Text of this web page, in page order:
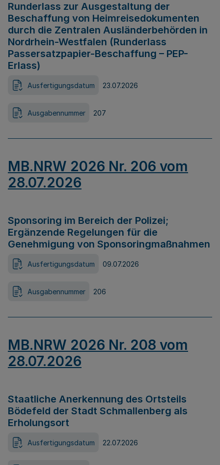
Runderlass zur Ausgestaltung der
Beschaffung von Heimreisedokumenten
durch die Zentralen Ausländerbehörden in
Nordrhein-Westfalen (Runderlass
Passersatzpapier-Beschaffung – PEP-
Erlass)
Ausfertigungsdatum 23.07.2026
Ausgabennummer 207
MB.NRW 2026 Nr. 206 vom
28.07.2026
Sponsoring im Bereich der Polizei;
Ergänzende Regelungen für die
Genehmigung von Sponsoringmaßnahmen
Ausfertigungsdatum 09.07.2026
Ausgabennummer 206
MB.NRW 2026 Nr. 208 vom
28.07.2026
Staatliche Anerkennung des Ortsteils
Bödefeld der Stadt Schmallenberg als
Erholungsort
Ausfertigungsdatum 22.07.2026